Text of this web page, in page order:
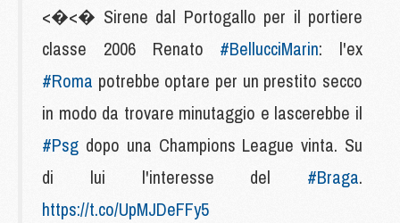
<�<� Sirene dal Portogallo per il portiere
classe 2006 Renato #BellucciMarin: l'ex
#Roma potrebbe optare per un prestito secco
in modo da trovare minutaggio e lascerebbe il
#Psg dopo una Champions League vinta. Su
di lui l'interesse del #Braga.
https://t.co/UpMJDeFFy5